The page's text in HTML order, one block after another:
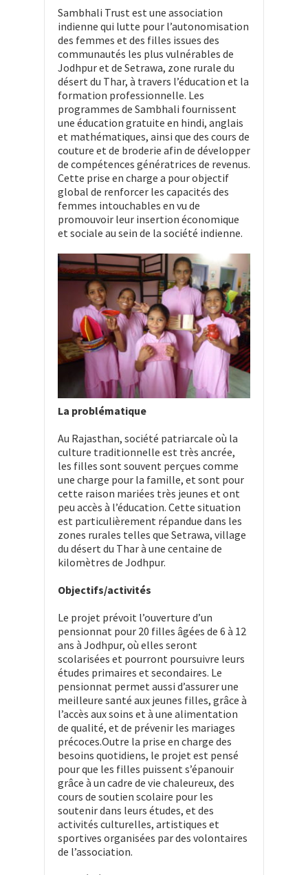
Sambhali Trust est une association
indienne qui lutte pour l’autonomisation
des femmes et des filles issues des
communautés les plus vulnérables de
Jodhpur et de Setrawa, zone rurale du
désert du Thar, à travers l’éducation et la
formation professionnelle. Les
programmes de Sambhali fournissent
une éducation gratuite en hindi, anglais
et mathématiques, ainsi que des cours de
couture et de broderie afin de développer
de compétences génératrices de revenus.
Cette prise en charge a pour objectif
global de renforcer les capacités des
femmes intouchables en vu de
promouvoir leur insertion économique
et sociale au sein de la société indienne.
La problématique
Au Rajasthan, société patriarcale où la
culture traditionnelle est très ancrée,
les filles sont souvent perçues comme
une charge pour la famille, et sont pour
cette raison mariées très jeunes et ont
peu accès à l’éducation. Cette situation
est particulièrement répandue dans les
zones rurales telles que Setrawa, village
du désert du Thar à une centaine de
kilomètres de Jodhpur.
Objectifs/activités
Le projet prévoit l’ouverture d’un
pensionnat pour 20 filles âgées de 6 à 12
ans à Jodhpur, où elles seront
scolarisées et pourront poursuivre leurs
études primaires et secondaires. Le
pensionnat permet aussi d’assurer une
meilleure santé aux jeunes filles, grâce à
l’accès aux soins et à une alimentation
de qualité, et de prévenir les mariages
précoces.Outre la prise en charge des
besoins quotidiens, le projet est pensé
pour que les filles puissent s’épanouir
grâce à un cadre de vie chaleureux, des
cours de soutien scolaire pour les
soutenir dans leurs études, et des
activités culturelles, artistiques et
sportives organisées par des volontaires
de l’association.